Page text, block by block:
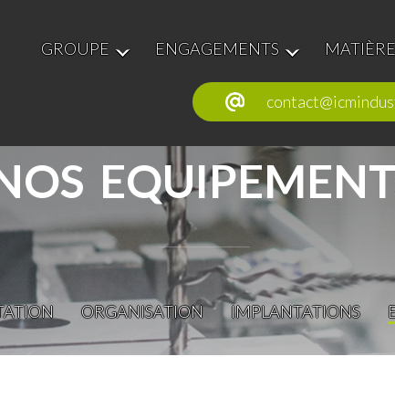
GROUPE ENGAGEMENTS
ORGANISATION IMPLANTATIONS